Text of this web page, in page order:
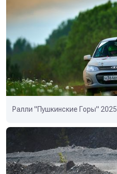
Ралли "Пушкинские Горы" 2025